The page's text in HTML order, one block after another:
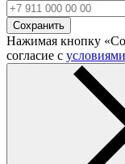
Сохранить
Нажимая кнопку
согласие с